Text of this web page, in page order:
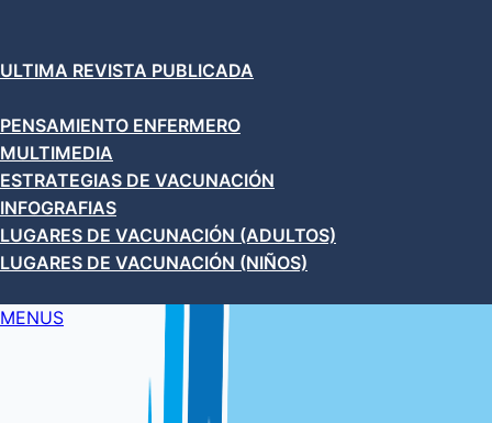
ULTIMA REVISTA PUBLICADA
PENSAMIENTO ENFERMERO
MULTIMEDIA
ESTRATEGIAS DE VACUNACIÓN
INFOGRAFIAS
LUGARES DE VACUNACIÓN (ADULTOS)
LUGARES DE VACUNACIÓN (NIÑOS)
MENUS